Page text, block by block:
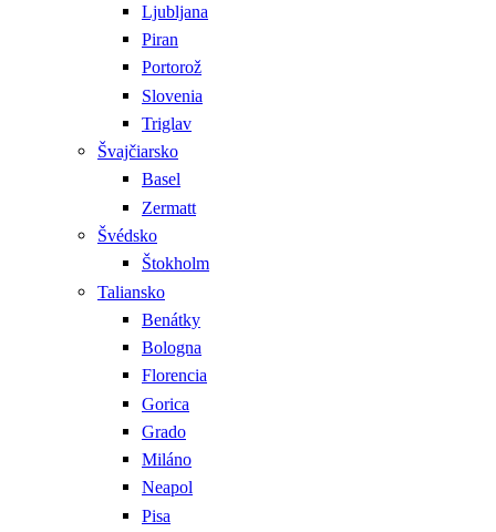
Ljubljana
Piran
Portorož
Slovenia
Triglav
Švajčiarsko
Basel
Zermatt
Švédsko
Štokholm
Taliansko
Benátky
Bologna
Florencia
Gorica
Grado
Miláno
Neapol
Pisa